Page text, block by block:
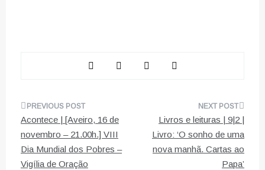
Navegação
de
artigos
Acontece | [Aveiro, 16 de
novembro – 21.00h.] VIII
Dia Mundial dos Pobres –
Vigília de Oração
Livros e leituras | 9|2 |
Livro: ‘O sonho de uma
nova manhã. Cartas ao
Papa’